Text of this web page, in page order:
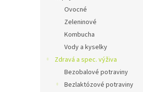
Ovocné
Zeleninové
Kombucha
Vody a kyselky
Zdravá a spec. výživa
Bezobalové potraviny
Bezlaktózové potraviny